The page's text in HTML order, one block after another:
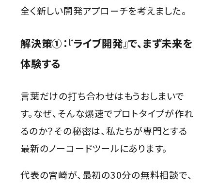
全く新しい開発アプローチを考えました。
解決策①：『ライブ開発』で、まず未来を
体験する
言葉だけの打ち合わせはもうおしまいで
す。なぜ、そんな爆速でプロトタイプが作れ
るのか？その秘密は、私たちが専門とする
最新のノーコードツールにあります。
代表の宮崎が、最初の30分の無料相談で、